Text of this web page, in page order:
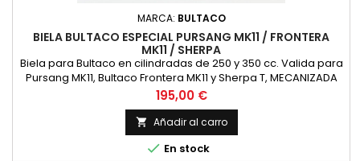
MARCA: BULTACO
BIELA BULTACO ESPECIAL PURSANG MK11 / FRONTERA
MK11 / SHERPA
Biela para Bultaco en cilindradas de 250 y 350 cc. Valida para
Pursang MK11, Bultaco Frontera MK11 y Sherpa T, MECANIZADA
PARA COMPETICION, refabricada nueva, recomendamos
comprobar las siguientes dimensiones con la biela existente.
Diametro superior 24 mm. Diametro interior 30 mm. Distancia
entre centros 116 mm. Bulon de 24 mm. de diametro y 56
mm....
Precio
195,00 €
 Añadir al carro
 En stock